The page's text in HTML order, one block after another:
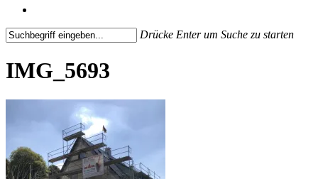
Drücke Enter um Suche zu starten
Search
IMG_5693